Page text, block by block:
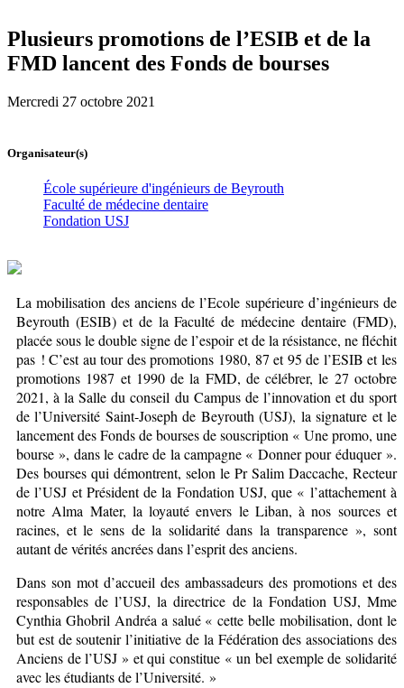
Plusieurs promotions de l’ESIB et de la
FMD lancent des Fonds de bourses
Mercredi 27 octobre 2021
Organisateur(s)
École supérieure d'ingénieurs de Beyrouth
Faculté de médecine dentaire
Fondation USJ
La mobilisation des anciens de l’Ecole supérieure d’ingénieurs de
Beyrouth (ESIB) et de la Faculté de médecine dentaire (FMD),
placée sous le double signe de l’espoir et de la résistance, ne fléchit
pas ! C’est au tour des promotions 1980, 87 et 95 de l’ESIB et les
promotions 1987 et 1990 de la FMD, de célébrer, le 27 octobre
2021, à la Salle du conseil du Campus de l’innovation et du sport
de l’Université Saint-Joseph de Beyrouth (USJ), la signature et le
lancement des Fonds de bourses de souscription « Une promo, une
bourse », dans le cadre de la campagne « Donner pour éduquer ».
Des bourses qui démontrent, selon le Pr Salim Daccache, Recteur
de l’USJ et Président de la Fondation USJ, que « l’attachement à
notre Alma Mater, la loyauté envers le Liban, à nos sources et
racines, et le sens de la solidarité dans la transparence », sont
autant de vérités ancrées dans l’esprit des anciens.
Dans son mot d’accueil des ambassadeurs des promotions et des
responsables de l’USJ, la directrice de la Fondation USJ, Mme
Cynthia Ghobril Andréa a salué « cette belle mobilisation, dont le
but est de soutenir l’initiative de la Fédération des associations des
Anciens de l’USJ » et qui constitue « un bel exemple de solidarité
avec les étudiants de l’Université. »